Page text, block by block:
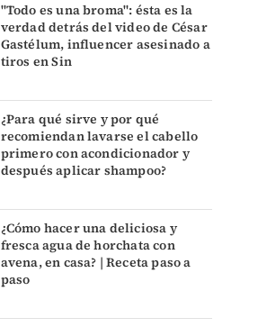
"Todo es una broma": ésta es la
verdad detrás del video de César
Gastélum, influencer asesinado a
tiros en Sin
¿Para qué sirve y por qué
recomiendan lavarse el cabello
primero con acondicionador y
después aplicar shampoo?
¿Cómo hacer una deliciosa y
fresca agua de horchata con
avena, en casa? | Receta paso a
paso